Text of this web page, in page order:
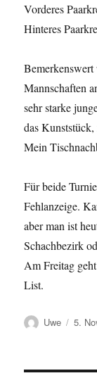
Vorderes
Hinteres
Mannschaften
sehr starke
das
Mein
Für beide
Fehlanzeige.
aber man ist
Schachbezirk
Am Freitag
List.
Autor
Uwe 5.